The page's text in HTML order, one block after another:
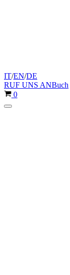
IT/EN/DE
RUF UNS ANBuch
Warenkorb
0
Navigationsmenü